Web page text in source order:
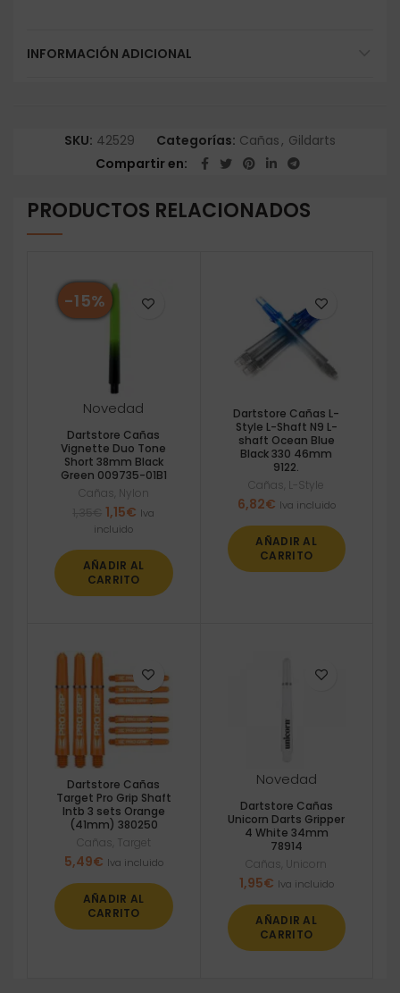
INFORMACIÓN ADICIONAL
SKU: 42529 Categorías: Cañas, Gildarts
Compartir en
PRODUCTOS RELACIONADOS
-15%
Novedad
Dartstore Cañas
Vignette Duo Tone
Short 38mm Black
Green 009735-01B1
Cañas Nylon
El
precio
era:
1,35€.
1,15€ El
es:
1,15€.
Iva
incluido
AÑADIR AL
CARRITO
Dartstore Cañas L-
Style L-Shaft N9 L-
shaft Ocean Blue
Black 330 46mm
9122.
Cañas L-Style
6,82€ Iva incluido
AÑADIR AL
CARRITO
Dartstore Cañas
Target Pro Grip Shaft
Intb 3 sets Orange
(41mm) 380250
Cañas Target
5,49€ Iva incluido
AÑADIR AL
CARRITO
Novedad
Dartstore Cañas
Unicorn Darts Gripper
4 White 34mm
78914
Cañas Unicorn
1,95€ Iva incluido
AÑADIR AL
CARRITO